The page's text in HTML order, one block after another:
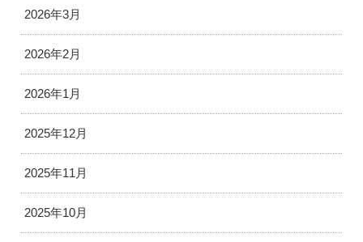
2026年3月
2026年2月
2026年1月
2025年12月
2025年11月
2025年10月